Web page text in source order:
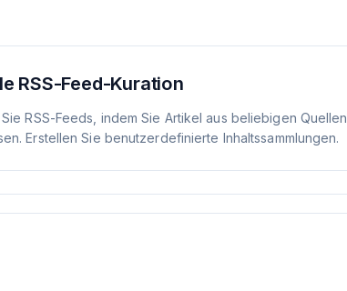
RSS-Feed-Kuration
RSS-Feeds, indem Sie Artikel aus beliebigen Quellen
Erstellen Sie benutzerdefinierte Inhaltssammlungen.